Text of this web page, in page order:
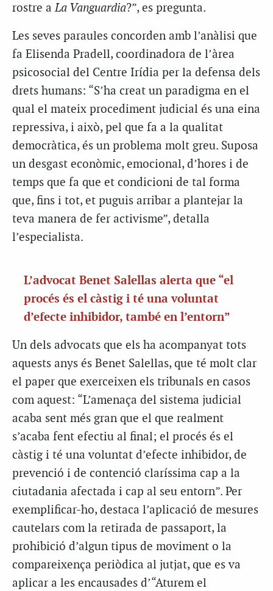
rostre aLa Vanguardia?”, es pregunta.
Les seves paraules concorden amb l’anàlisi que
fa Elisenda Pradell, coordinadora de l’àrea
psicosocial del Centre Irídia per la defensa dels
drets humans: “S’ha creat un paradigma en el
qual el mateix procediment judicial és una eina
repressiva, i això, pel que fa a la qualitat
democràtica, és un problema molt greu. Suposa
un desgast econòmic, emocional, d’hores i de
temps que fa que et condicioni de tal forma
que, fins i tot, et puguis arribar a plantejar la
teva manera de fer activisme”, detalla
l’especialista.
L’advocat Benet Salellas alerta que “el
procés és el càstig i té una voluntat
d’efecte inhibidor, també en l’entorn”
Un dels advocats que els ha acompanyat tots
aquests anys és Benet Salellas, que té molt clar
el paper que exerceixen els tribunals en casos
com aquest: “L’amenaça del sistema judicial
acaba sent més gran que el que realment
s’acaba fent efectiu al final; el procés és el
càstig i té una voluntat d’efecte inhibidor, de
prevenció i de contenció claríssima cap a la
ciutadania afectada i cap al seu entorn”. Per
exemplificar-ho, destaca l’aplicació de mesures
cautelars com la retirada de passaport, la
prohibició d’algun tipus de moviment o la
compareixença periòdica al jutjat, que es va
aplicar a les encausades d’“Aturem el